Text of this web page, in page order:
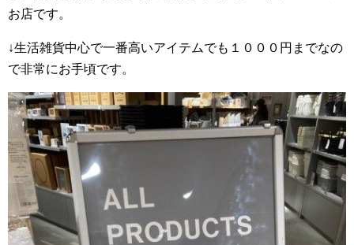
お店です。
↓生活雑貨中心で一番高いアイテムでも１０００円までなの
で非常にお手頃です。